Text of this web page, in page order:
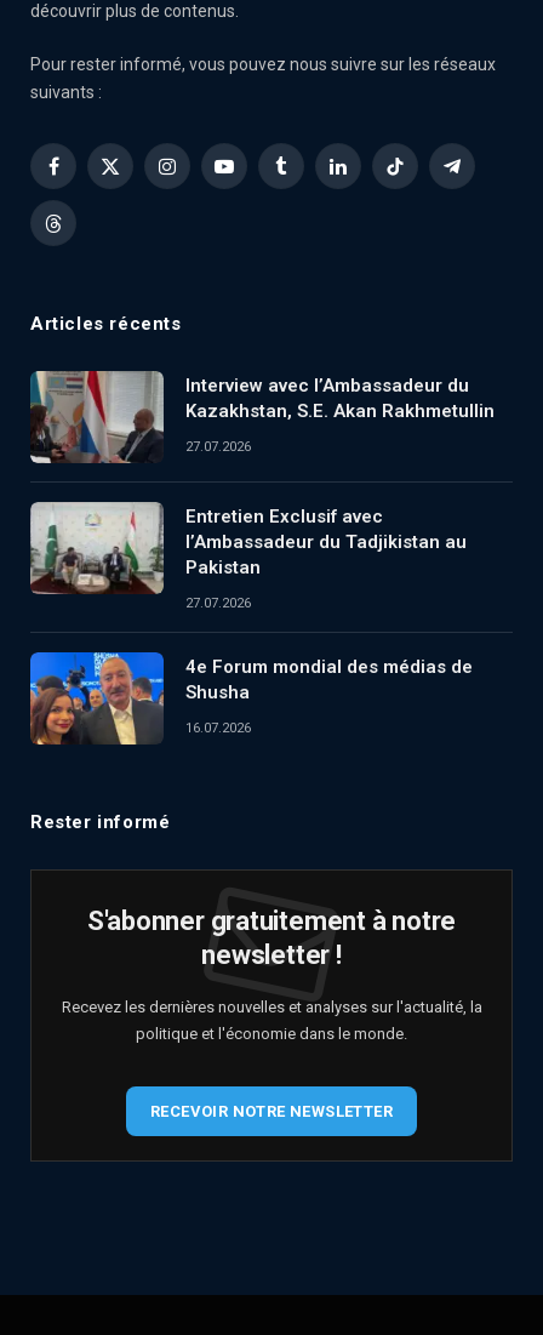
découvrir plus de contenus.
Pour rester informé, vous pouvez nous suivre sur les réseaux
suivants :
Facebook
X
InstagramYouTubeTumblrLinkedInTikTok Telegram
Threads
Articles récents
Interview avec l’Ambassadeur du
Kazakhstan, S.E. Akan Rakhmetullin
27.07.2026
Entretien Exclusif avec
l’Ambassadeur du Tadjikistan au
Pakistan
27.07.2026
4e Forum mondial des médias de
Shusha
16.07.2026
Rester informé
S'abonner gratuitement à notre
newsletter !
Recevez les dernières nouvelles et analyses sur l'actualité, la
politique et l'économie dans le monde.
RECEVOIR NOTRE NEWSLETTER